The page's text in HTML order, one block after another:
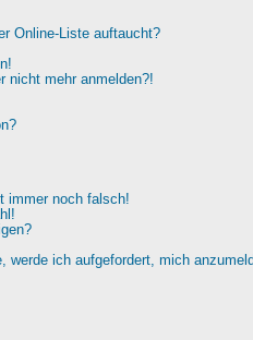
Online-Liste auftaucht?
nicht mehr anmelden?!
immer noch falsch!
werde ich aufgefordert, mich